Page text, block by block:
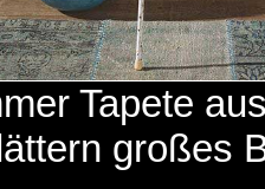
Tapete
großes